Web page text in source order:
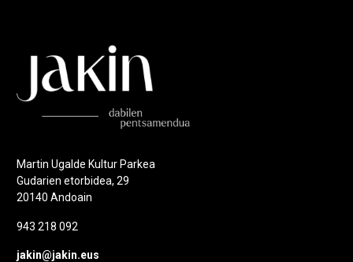
Martin Ugalde Kultur Parkea
Gudarien etorbidea, 29
20140 Andoain
943 218 092
jakin@jakin.eus